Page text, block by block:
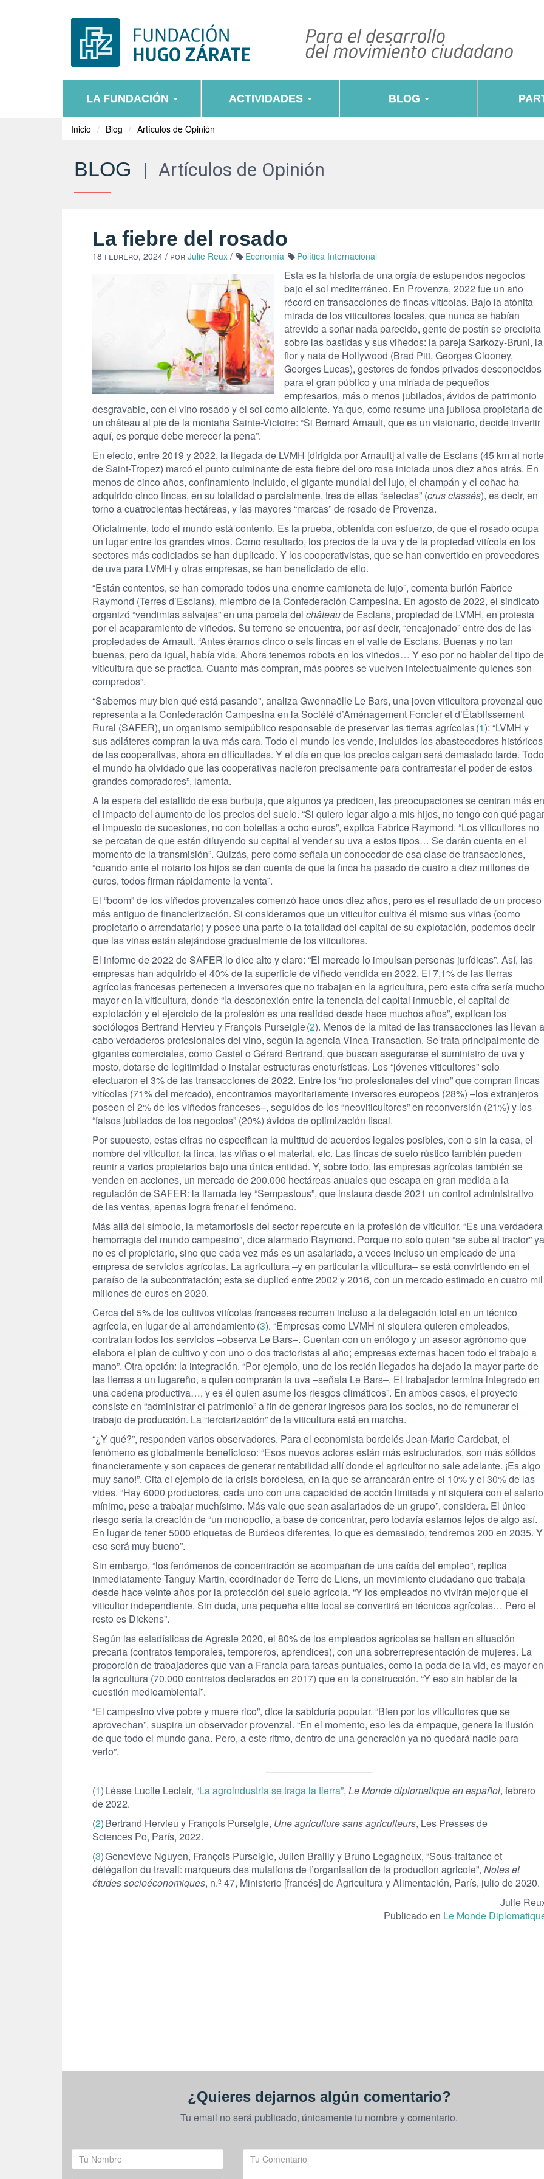
LA FUNDACIÓN ACTIVIDADES BLOG
Inicio Blog Artículos de Opinión
BLOG | Artículos de Opinión
La fiebre del rosado
18 febrero, 2024 / por Julie Reux / Economía Política Internacional
Esta es la historia de una orgía de estupendos negocios
bajo el sol mediterráneo. En Provenza, 2022 fue un año
récord en transacciones de fincas vitícolas. Bajo la atónita
mirada de los viticultores locales, que nunca se habían
atrevido a soñar nada parecido, gente de postín se precipita
sobre las bastidas y sus viñedos: la pareja Sarkozy-Bruni, la
flor y nata de Hollywood (Brad Pitt, Georges Clooney,
Georges Lucas), gestores de fondos privados desconocidos
para el gran público y una miríada de pequeños
empresarios, más o menos jubilados, ávidos de patrimonio
desgravable, con el vino rosado y el sol como aliciente. Ya que, como resume una jubilosa propietaria de
un château al pie de la montaña Sainte-Victoire: “Si Bernard Arnault, que es un visionario, decide invertir
aquí, es porque debe merecer la pena”.
En efecto, entre 2019 y 2022, la llegada de LVMH [dirigida por Arnault] al valle de Esclans (45 km al norte
de Saint-Tropez) marcó el punto culminante de esta fiebre del oro rosa iniciada unos diez años atrás. En
menos de cinco años, confinamiento incluido, el gigante mundial del lujo, el champán y el coñac ha
adquirido cinco fincas, en su totalidad o parcialmente, tres de ellas “selectas” (crus classés), es decir, en
torno a cuatrocientas hectáreas, y las mayores “marcas” de rosado de Provenza.
Oficialmente, todo el mundo está contento. Es la prueba, obtenida con esfuerzo, de que el rosado ocupa
un lugar entre los grandes vinos. Como resultado, los precios de la uva y de la propiedad vitícola en los
sectores más codiciados se han duplicado. Y los cooperativistas, que se han convertido en proveedores
de uva para LVMH y otras empresas, se han beneficiado de ello.
“Están contentos, se han comprado todos una enorme camioneta de lujo”, comenta burlón Fabrice
Raymond (Terres d’Esclans), miembro de la Confederación Campesina. En agosto de 2022, el sindicato
organizó “vendimias salvajes” en una parcela del châteaude Esclans, propiedad de LVMH, en protesta
por el acaparamiento de viñedos. Su terreno se encuentra, por así decir, “encajonado” entre dos de las
propiedades de Arnault. “Antes éramos cinco o seis fincas en el valle de Esclans. Buenas y no tan
buenas, pero da igual, había vida. Ahora tenemos robots en los viñedos… Y eso por no hablar del tipo de
viticultura que se practica. Cuanto más compran, más pobres se vuelven intelectualmente quienes son
comprados”.
“Sabemos muy bien qué está pasando”, analiza Gwennaëlle Le Bars, una joven viticultora provenzal que
representa a la Confederación Campesina en la Société d’Aménagement Foncier et d’Établissement
Rural (SAFER), un organismo semipúblico responsable de preservar las tierras agrícolas (1): “LVMH y
sus adláteres compran la uva más cara. Todo el mundo les vende, incluidos los abastecedores históricos
de las cooperativas, ahora en dificultades. Y el día en que los precios caigan será demasiado tarde. Todo
el mundo ha olvidado que las cooperativas nacieron precisamente para contrarrestar el poder de estos
grandes compradores”, lamenta.
A la espera del estallido de esa burbuja, que algunos ya predicen, las preocupaciones se centran más en
el impacto del aumento de los precios del suelo. “Si quiero legar algo a mis hijos, no tengo con qué pagar
el impuesto de sucesiones, no con botellas a ocho euros”, explica Fabrice Raymond. “Los viticultores no
se percatan de que están diluyendo su capital al vender su uva a estos tipos… Se darán cuenta en el
momento de la transmisión”. Quizás, pero como señala un conocedor de esa clase de transacciones,
“cuando ante el notario los hijos se dan cuenta de que la finca ha pasado de cuatro a diez millones de
euros, todos firman rápidamente la venta”.
El “boom” de los viñedos provenzales comenzó hace unos diez años, pero es el resultado de un proceso
más antiguo de financierización. Si consideramos que un viticultor cultiva él mismo sus viñas (como
propietario o arrendatario) y posee una parte o la totalidad del capital de su explotación, podemos decir
que las viñas están alejándose gradualmente de los viticultores.
El informe de 2022 de SAFER lo dice alto y claro: “El mercado lo impulsan personas jurídicas”. Así, las
empresas han adquirido el 40% de la superficie de viñedo vendida en 2022. El 7,1% de las tierras
agrícolas francesas pertenecen a inversores que no trabajan en la agricultura, pero esta cifra sería mucho
mayor en la viticultura, donde “la desconexión entre la tenencia del capital inmueble, el capital de
explotación y el ejercicio de la profesión es una realidad desde hace muchos años”, explican los
sociólogos Bertrand Hervieu y François Purseigle (2). Menos de la mitad de las transacciones las llevan a
cabo verdaderos profesionales del vino, según la agencia Vinea Transaction. Se trata principalmente de
gigantes comerciales, como Castel o Gérard Bertrand, que buscan asegurarse el suministro de uva y
mosto, dotarse de legitimidad o instalar estructuras enoturísticas. Los “jóvenes viticultores” solo
efectuaron el 3% de las transacciones de 2022. Entre los “no profesionales del vino” que compran fincas
vitícolas (71% del mercado), encontramos mayoritariamente inversores europeos (28%) –los extranjeros
poseen el 2% de los viñedos franceses–, seguidos de los “neo­viticultores” en reconversión (21%) y los
“falsos jubilados de los negocios” (20%) ávidos de optimización fiscal.
Por supuesto, estas cifras no especifican la multitud de acuerdos legales posibles, con o sin la casa, el
nombre del viticultor, la finca, las viñas o el material, etc. Las fincas de suelo rústico también pueden
reunir a varios propietarios bajo una única entidad. Y, sobre todo, las empresas agrícolas también se
venden en acciones, un mercado de 200.000 hectáreas anuales que escapa en gran medida a la
regulación de SAFER: la llamada ley “Sempastous”, que instaura desde 2021 un control administrativo
de las ventas, apenas logra frenar el fenómeno.
Más allá del símbolo, la metamorfosis del sector repercute en la profesión de viticultor. “Es una verdadera
hemorragia del mundo campesino”, dice alarmado Raymond. Porque no solo quien “se sube al tractor” ya
no es el propietario, sino que cada vez más es un asalariado, a veces incluso un empleado de una
empresa de servicios agrícolas. La agricultura –y en particular la viticultura– se está convirtiendo en el
paraíso de la subcontratación; esta se duplicó entre 2002 y 2016, con un mercado estimado en cuatro mil
millones de euros en 2020.
Cerca del 5% de los cultivos vitícolas franceses recurren incluso a la delegación total en un técnico
agrícola, en lugar de al arrendamiento (3). “Empresas como LVMH ni siquiera quieren empleados,
contratan todos los servicios –observa Le Bars–. Cuentan con un enólogo y un asesor agrónomo que
elabora el plan de cultivo y con uno o dos tractoristas al año; empresas externas hacen todo el trabajo a
mano”. Otra opción: la integración. “Por ejemplo, uno de los recién llegados ha dejado la mayor parte de
las tierras a un lugareño, a quien comprarán la uva –señala Le Bars–. El trabajador termina integrado en
una cadena productiva…, y es él quien asume los riesgos climáticos”. En ambos casos, el proyecto
consiste en “administrar el patrimonio” a fin de generar ingresos para los socios, no de remunerar el
trabajo de producción. La “terciarización” de la viticultura está en marcha.
“¿Y qué?”, responden varios observadores. Para el economista bordelés Jean-Marie Cardebat, el
fenómeno es globalmente beneficioso: “Esos nuevos actores están más estructurados, son más sólidos
financieramente y son capaces de generar rentabilidad allí donde el agricultor no sale adelante. ¡Es algo
muy sano!”. Cita el ejemplo de la crisis bordelesa, en la que se arrancarán entre el 10% y el 30% de las
vides. “Hay 6000 productores, cada uno con una capacidad de acción limitada y ni siquiera con el salario
mínimo, pese a trabajar muchísimo. Más vale que sean asalariados de un grupo”, considera. El único
riesgo sería la creación de “un monopolio, a base de concentrar, pero todavía estamos lejos de algo así.
En lugar de tener 5000 etiquetas de Burdeos diferentes, lo que es demasiado, tendremos 200 en 2035. Y
eso será muy bueno”.
Sin embargo, “los fenómenos de concentración se acompañan de una caída del empleo”, ­replica
inmediatamente Tanguy Martin, coordinador de Terre de Liens, un movimiento ciudadano que trabaja
desde hace veinte años por la protección del suelo agrícola. “Y los empleados no vivirán mejor que el
viticultor independiente. Sin duda, una pequeña elite local se convertirá en técnicos agrícolas… Pero el
resto es Dickens”.
Según las estadísticas de Agreste 2020, el 80% de los empleados agrícolas se hallan en situación
precaria (contratos temporales, temporeros, aprendices), con una sobrerrepre­sentación de mujeres. La
proporción de trabajadores que van a Francia para tareas puntuales, como la poda de la vid, es mayor en
la agricultura (70.000 contratos declarados en 2017) que en la construcción. “Y eso sin hablar de la
cuestión medioambiental”.
“El campesino vive pobre y muere rico”, dice la sabiduría popular. “Bien por los viticultores que se
aprovechan”, suspira un observador provenzal. “En el momento, eso les da empaque, genera la ilusión
de que todo el mundo gana. Pero, a este ritmo, dentro de una generación ya no quedará nadie para
verlo”.
———————————
(1) Léase Lucile Leclair, “La agroindustria se traga la tierra”, Le Monde diplomatique en español, febrero
de 2022.
(2) Bertrand Hervieu y François Purseigle, Une agriculture sans agriculteurs, Les Presses de
Sciences Po, París, 2022.
(3) Geneviève Nguyen, François Purseigle, Julien Brailly y Bruno Legagneux, “Sous-traitance et
délégation du travail: marqueurs des mutations de l’organisation de la production agricole”, Notes et
études socioéconomiques, n.º 47, Ministerio [francés] de Agricultura y Alimentación, París, julio de 2020.
Julie
Publicado en Le Monde
¿Quieres dejarnos algún comentario?
Tu email no será publicado, únicamente tu nombre y comentario.